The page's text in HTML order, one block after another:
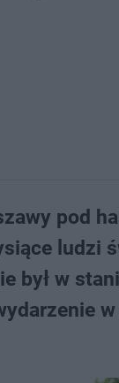
pod
ludzi
był w